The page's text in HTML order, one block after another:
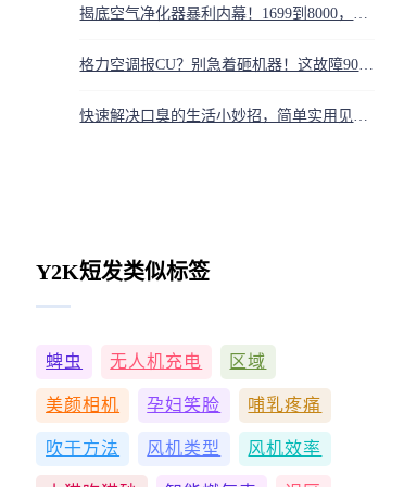
Y2K短发类似标签
蜱虫 无人机充电 区域
美颜相机 孕妇笑脸 哺乳疼痛
吹干方法 风机类型 风机效率